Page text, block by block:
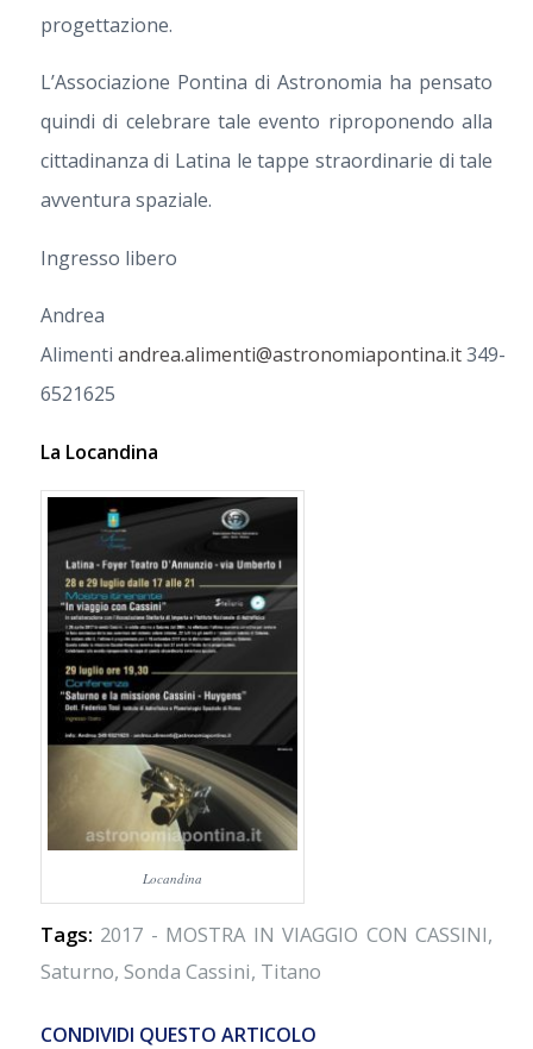
progettazione.
L’Associazione Pontina di Astronomia ha pensato
quindi di celebrare tale evento riproponendo alla
cittadinanza di Latina le tappe straordinarie di tale
avventura spaziale.
Ingresso libero
Andrea
Alimenti andrea.alimenti@astronomiapontina.it349-
6521625
La Locandina
Locandina
Tags: 2017 - MOSTRA IN VIAGGIO CON CASSINI,
Saturno, Sonda Cassini, Titano
CONDIVIDI QUESTO ARTICOLO